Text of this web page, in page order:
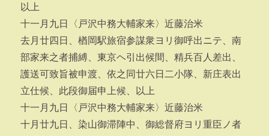
以上
十一月九日〈戸沢中務大輔家来〉近藤治米
去月廿四日、楢岡駅旅宿参謀衆ヨリ御呼出ニテ、南
部家来之者捕縛、東京ヘ引出候間、精兵百人差出、
護送可致旨被申渡、依之同廿六日二小隊、新庄表出
立仕候、此段御届申上候、以上
十一月九日〈戸沢中務大輔家来〉近藤治米
十月廿九日、染山御滞陣中、御総督府ヨリ重臣ノ者